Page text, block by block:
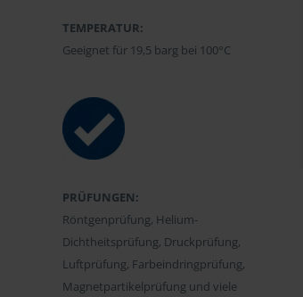
TEMPERATUR:
Geeignet für 19,5 barg bei 100°C
PRÜFUNGEN:
Röntgenprüfung, Helium-
Dichtheitsprüfung, Druckprüfung,
Luftprüfung, Farbeindringprüfung,
Magnetpartikelprüfung und viele